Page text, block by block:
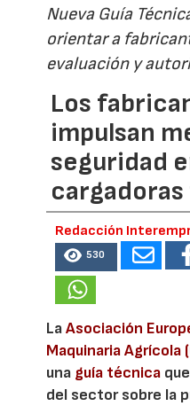
Nueva Guía
orientar a
evaluación y
Los
impulsan
seguridad
Redacción
530
LaAsociación
Maquinaria Agrícola
una guía técnica
del sector sobre la